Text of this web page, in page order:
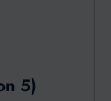
5)